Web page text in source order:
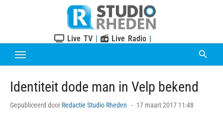
Live TV | Live Radio |
Identiteit dode man in Velp bekend
Gepubliceerd door Redactie Studio Rheden
Posted
17 maart 2017 11:48